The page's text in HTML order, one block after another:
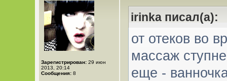
Зарегистрирован:29 июн
2013, 20:14
Сообщения:8
irinka писал(а):
от отеков во
массаж
еще -